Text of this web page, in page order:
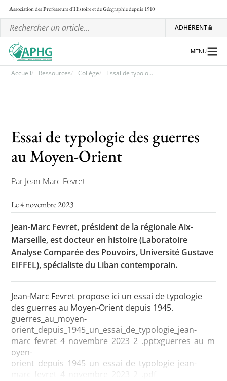
Association desProfesseurs d'Histoire et deGéographiedepuis 1910
ADHÉRENT
Les ateliers nationaux
Communiqués et motions
Lettre d’information de l’APHG
L’APHG dans la presse
Toutes les actualités
Concours de recrutement
Concours scolaires
Conférences, tables rondes
Critique d’ouvrages publiés
MENU
Accueil Ressources Collège Essai de typolo...
Essai de typologie des guerres
au Moyen-Orient
Par Jean-Marc Fevret
Le 4 novembre 2023
Jean-Marc Fevret, président de la régionale Aix-
Marseille, est docteur en histoire (Laboratoire
Analyse Comparée des Pouvoirs, Université Gustave
EIFFEL), spécialiste du Liban contemporain.
Jean-Marc Fevret propose ici un essai de typologie
des guerres au Moyen-Orient depuis 1945.
guerres_au_moyen-
orient_depuis_1945_un_essai_de_typologie_jean-
marc_fevret_4_novembre_2023_2_.pptxguerres_au_m
oyen-
orient_depuis_1945_un_essai_de_typologie_jean-
marc_fevret_4_novembre_2023_2_.pdf